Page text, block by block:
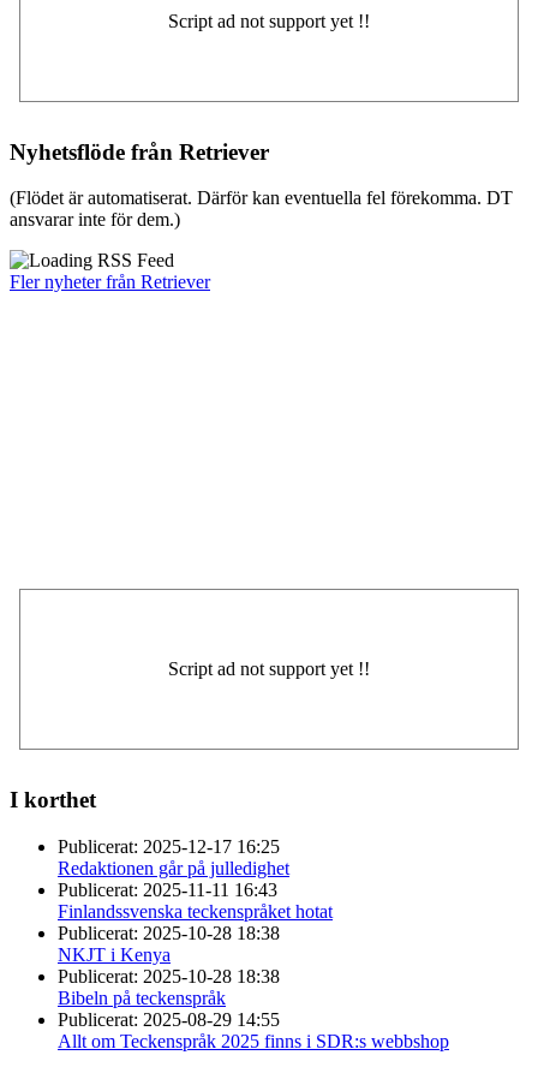
Nyhetsflöde från Retriever
(Flödet är automatiserat. Därför kan eventuella fel förekomma. DT
ansvarar inte för dem.)
Fler nyheter från Retriever
I korthet
Publicerat: 2025-12-17 16:25
Redaktionen går på julledighet
Publicerat: 2025-11-11 16:43
Finlandssvenska teckenspråket hotat
Publicerat: 2025-10-28 18:38
NKJT i Kenya
Publicerat: 2025-10-28 18:38
Bibeln på teckenspråk
Publicerat: 2025-08-29 14:55
Allt om Teckenspråk 2025 finns i SDR:s webbshop